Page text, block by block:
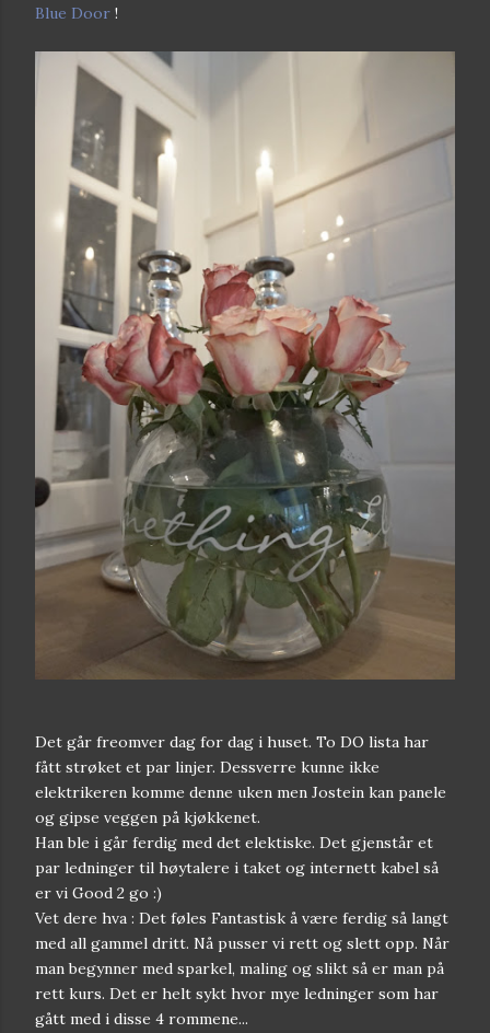
Blue Door !
Det går freomver dag for dag i huset. To DO lista har
fått strøket et par linjer. Dessverre kunne ikke
elektrikeren komme denne uken men Jostein kan panele
og gipse veggen på kjøkkenet.
Han ble i går ferdig med det elektiske. Det gjenstår et
par ledninger til høytalere i taket og internett kabel så
er vi Good 2 go :)
Vet dere hva : Det føles Fantastisk å være ferdig så langt
med all gammel dritt. Nå pusser vi rett og slett opp. Når
man begynner med sparkel, maling og slikt så er man på
rett kurs. Det er helt sykt hvor mye ledninger som har
gått med i disse 4 rommene...